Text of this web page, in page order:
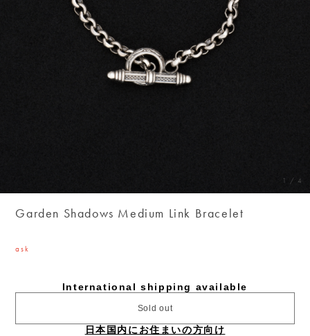
1 /4
Garden Shadows Medium Link Bracelet
ask
International shipping available
Sold out
日本国内にお住まいの方向け